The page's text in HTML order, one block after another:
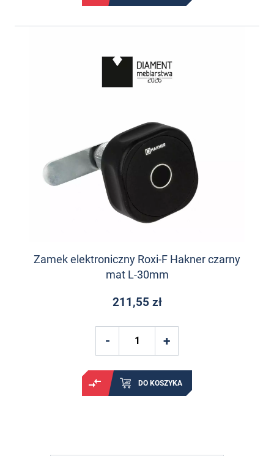
Zamek elektroniczny Roxi-F Hakner czarny
mat L-30mm
211,55 zł
DO KOSZYKA